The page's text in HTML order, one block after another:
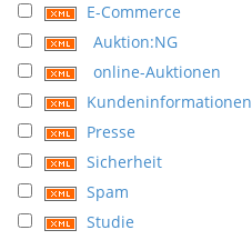
E-Commerce
Auktion:NG
online-Auktionen
Kundeninformationen
Presse
Sicherheit
Spam
Studie